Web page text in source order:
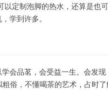
以定制泡脚的热水，还算是也
学到许多。
会品茗，会受益一生。会发
俗，不懂喝茶的艺术，占时